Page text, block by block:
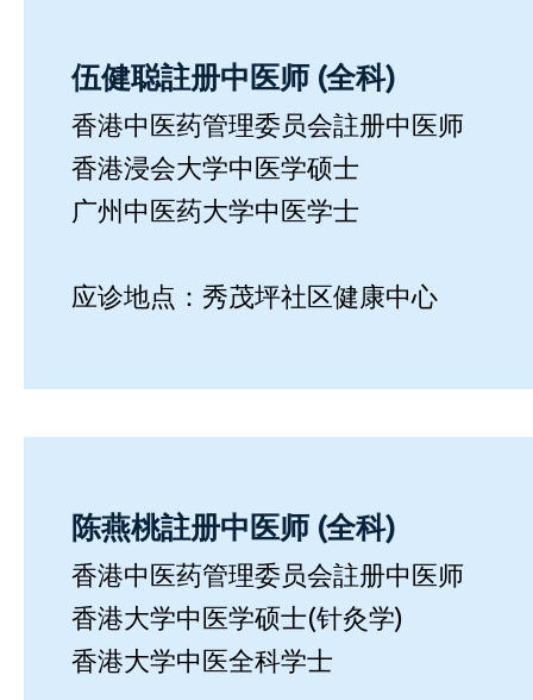
伍健聪註册中医师 (全科)
香港中医药管理委员会註册中医师
香港浸会大学中医学硕士
广州中医药大学中医学士
应诊地点：秀茂坪社区健康中心
陈燕桃註册中医师 (全科)
香港中医药管理委员会註册中医师
香港大学中医学硕士(针灸学)
香港大学中医全科学士